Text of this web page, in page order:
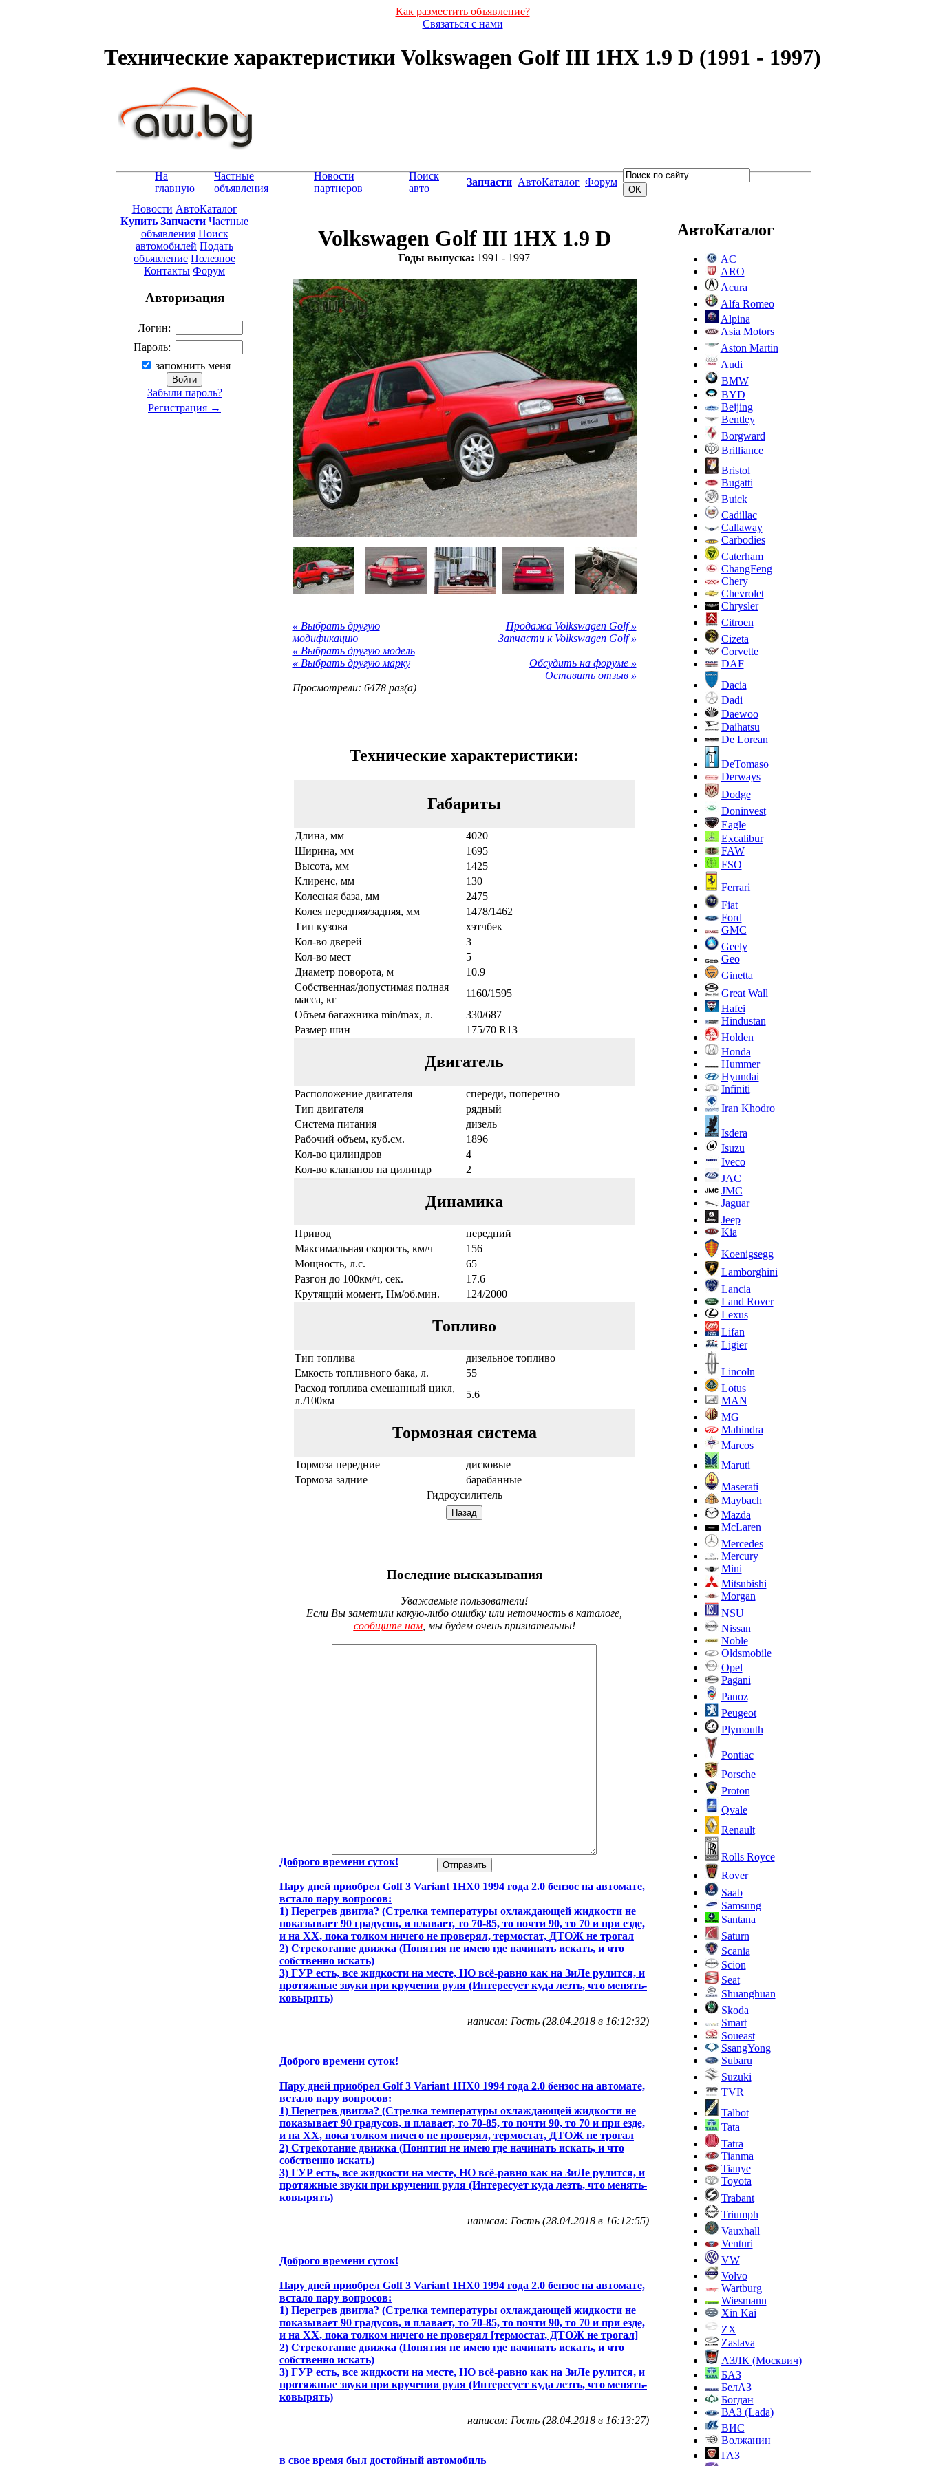
Как разместить объявление?
Связаться с нами
Технические характеристики Volkswagen Golf III 1HX 1.9 D (1991 - 1997)
На
главную
Частные
объявления
Новости
партнеров
Поиск
авто
Запчасти АвтоКаталог Форум
Новости АвтоКаталог
Купить Запчасти Частные
объявления Поиск
автомобилей Подать
объявление Полезное
Контакты Форум
Авторизация
Логин:
Пароль:
запомнить меня
Забыли пароль?
Регистрация →
Volkswagen Golf III 1HX 1.9 D
Годы выпуска: 1991 - 1997
« Выбрать другую
модификацию
« Выбрать другую модель
« Выбрать другую марку
Просмотрели: 6478 раз(а)
Продажа Volkswagen Golf »
Запчасти к Volkswagen Golf »
Обсудить на форуме »
Оставить отзыв »
Технические характеристики:
Габариты
Длина, мм
4020
Ширина, мм
1695
Высота, мм
1425
Клиренс, мм
130
Колесная база, мм
2475
Колея передняя/задняя, мм
1478/1462
Тип кузова
хэтчбек
Кол-во дверей
3
Кол-во мест
5
Диаметр поворота, м
10.9
Собственная/допустимая полная
масса, кг
1160/1595
Объем багажника min/max, л.
330/687
Размер шин
175/70 R13
Двигатель
Расположение двигателя
спереди, поперечно
Тип двигателя
рядный
Система питания
дизель
Рабочий объем, куб.см.
1896
Кол-во цилиндров
4
Кол-во клапанов на цилиндр
2
Динамика
Привод
передний
Максимальная скорость, км/ч
156
Мощность, л.с.
65
Разгон до 100км/ч, сек.
17.6
Крутящий момент, Нм/об.мин.
124/2000
Топливо
Тип топлива
дизельное топливо
Емкость топливного бака, л.
55
Расход топлива смешанный цикл,
л./100км
5.6
Тормозная система
Тормоза передние
дисковые
Тормоза задние
барабанные
Гидроусилитель
Последние высказывания
Уважаемые пользователи!
Если Вы заметили какую-либо ошибку или неточность в каталоге,
сообщите нам, мы будем очень признательны!
Доброго времени суток!
Пару дней приобрел Golf 3 Variant 1НХ0 1994 года 2.0 бензос на автомате,
встало пару вопросов:
1) Перегрев двигла? (Стрелка температуры охлаждающей жидкости не
показывает 90 градусов, и плавает, то 70-85, то почти 90, то 70 и при езде,
и на ХХ, пока толком ничего не проверял, термостат, ДТОЖ не трогал
2) Стрекотание движка (Понятия не имею где начинать искать, и что
собственно искать)
3) ГУР есть, все жидкости на месте, НО всё-равно как на ЗиЛе рулится, и
протяжные звуки при кручении руля (Интересует куда лезть, что менять-
ковырять)
написал: Гость (28.04.2018 в 16:12:32)
Доброго времени суток!
Пару дней приобрел Golf 3 Variant 1НХ0 1994 года 2.0 бензос на автомате,
встало пару вопросов:
1) Перегрев двигла? (Стрелка температуры охлаждающей жидкости не
показывает 90 градусов, и плавает, то 70-85, то почти 90, то 70 и при езде,
и на ХХ, пока толком ничего не проверял, термостат, ДТОЖ не трогал
2) Стрекотание движка (Понятия не имею где начинать искать, и что
собственно искать)
3) ГУР есть, все жидкости на месте, НО всё-равно как на ЗиЛе рулится, и
протяжные звуки при кручении руля (Интересует куда лезть, что менять-
ковырять)
написал: Гость (28.04.2018 в 16:12:55)
Доброго времени суток!
Пару дней приобрел Golf 3 Variant 1НХ0 1994 года 2.0 бензос на автомате,
встало пару вопросов:
1) Перегрев двигла? (Стрелка температуры охлаждающей жидкости не
показывает 90 градусов, и плавает, то 70-85, то почти 90, то 70 и при езде,
и на ХХ, пока толком ничего не проверял [термостат, ДТОЖ не трогал]
2) Стрекотание движка (Понятия не имею где начинать искать, и что
собственно искать)
3) ГУР есть, все жидкости на месте, НО всё-равно как на ЗиЛе рулится, и
протяжные звуки при кручении руля (Интересует куда лезть, что менять-
ковырять)
написал: Гость (28.04.2018 в 16:13:27)
в свое время был достойный автомобиль
АвтоКаталог
AC
ARO
Acura
Alfa Romeo
Alpina
Asia Motors
Aston Martin
Audi
BMW
BYD
Beijing
Bentley
Borgward
Brilliance
Bristol
Bugatti
Buick
Cadillac
Callaway
Carbodies
Caterham
ChangFeng
Chery
Chevrolet
Chrysler
Citroen
Cizeta
Corvette
DAF
Dacia
Dadi
Daewoo
Daihatsu
De Lorean
DeTomaso
Derways
Dodge
Doninvest
Eagle
Excalibur
FAW
FSO
Ferrari
Fiat
Ford
GMC
Geely
Geo
Ginetta
Great Wall
Hafei
Hindustan
Holden
Honda
Hummer
Hyundai
Infiniti
Iran Khodro
Isdera
Isuzu
Iveco
JAC
JMC
Jaguar
Jeep
Kia
Koenigsegg
Lamborghini
Lancia
Land Rover
Lexus
Lifan
Ligier
Lincoln
Lotus
MAN
MG
Mahindra
Marcos
Maruti
Maserati
Maybach
Mazda
McLaren
Mercedes
Mercury
Mini
Mitsubishi
Morgan
NSU
Nissan
Noble
Oldsmobile
Opel
Pagani
Panoz
Peugeot
Plymouth
Pontiac
Porsche
Proton
Qvale
Renault
Rolls Royce
Rover
Saab
Samsung
Santana
Saturn
Scania
Scion
Seat
Shuanghuan
Skoda
Smart
Soueast
SsangYong
Subaru
Suzuki
TVR
Talbot
Tata
Tatra
Tianma
Tianye
Toyota
Trabant
Triumph
Vauxhall
Venturi
VW
Volvo
Wartburg
Wiesmann
Xin Kai
ZX
Zastava
АЗЛК (Москвич)
БАЗ
БелАЗ
Богдан
ВАЗ (Lada)
ВИС
Волжанин
ГАЗ